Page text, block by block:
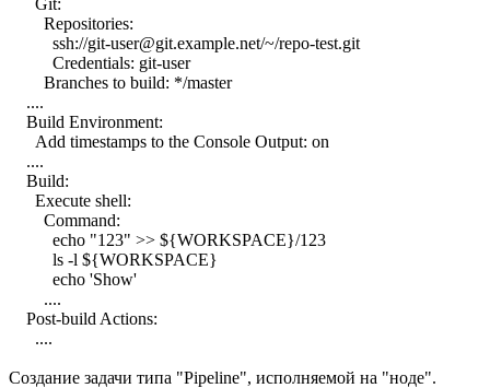
Repositories:
ssh://git-user@git.example.net/~/repo-test.git
Credentials: git-user
Branches to build: */master
....
Build Environment:
Add timestamps to the Console Output: on
....
Build:
Execute shell:
Command:
echo "123" >> ${WORKSPACE}/123
ls -l ${WORKSPACE}
echo 'Show'
....
Post-build Actions:
....
Создание задачи типа "Pipeline", исполняемой на "ноде".